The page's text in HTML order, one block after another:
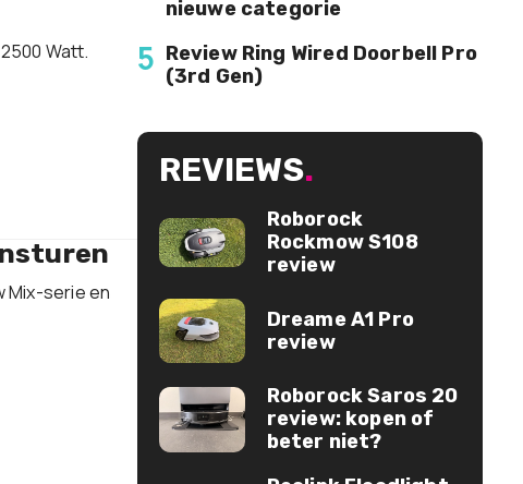
Watt.
Mix-serie en
nieuwe categorie
5 Review Ring Wired Doorbell Pro
(3rd Gen)
REVIEWS.
Roborock
Rockmow S108
review
Dreame A1 Pro
review
Roborock Saros 20
review: kopen of
beter niet?